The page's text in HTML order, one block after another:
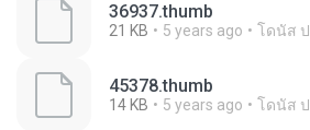
36937.thumb
21 KB 5 years ago โดนัส ป.
45378.thumb
14 KB 5 years ago โดนัส ป.